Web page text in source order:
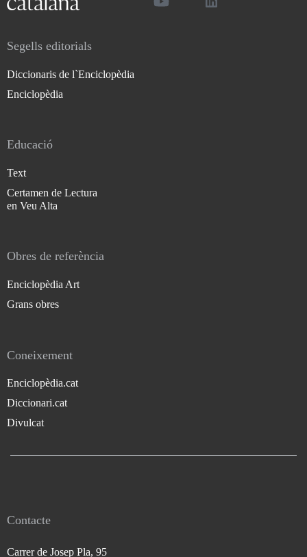
Segells editorials
Diccionaris de l`Enciclopèdia
Enciclopèdia
Educació
Text
Certamen de Lectura
en Veu Alta
Obres de referència
Enciclopèdia Art
Grans obres
Coneixement
Enciclopèdia.cat
Diccionari.cat
Divulcat
Contacte
Carrer de Josep Pla, 95